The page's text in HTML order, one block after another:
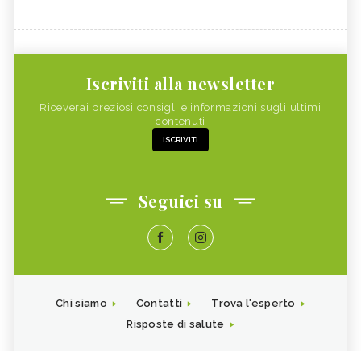
Iscriviti alla newsletter
Riceverai preziosi consigli e informazioni sugli ultimi
contenuti
ISCRIVITI
Seguici su
Chi siamo Contatti
Trova l'esperto
Risposte di salute